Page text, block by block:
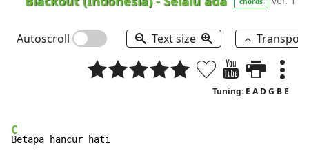
Autoscroll Text size
Tuning: E A D G B E
C